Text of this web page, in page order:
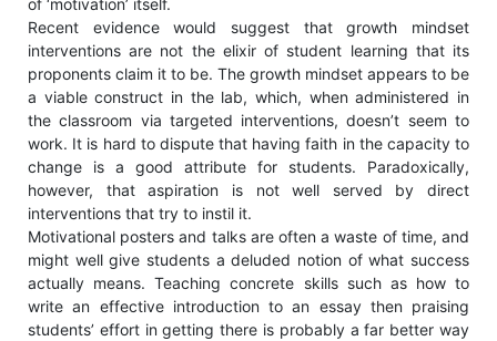
Recent evidence would suggest that growth mindset
interventions are not the elixir of student learning that its
proponents claim it to be. The growth mindset appears to be
a viable construct in the lab, which, when administered in
the classroom via targeted interventions, doesn’t seem to
work. It is hard to dispute that having faith in the capacity to
change is a good attribute for students. Paradoxically,
however, that aspiration is not well served by direct
interventions that try to instil it.
Motivational posters and talks are often a waste of time, and
might well give students a deluded notion of what success
actually means. Teaching concrete skills such as how to
write an effective introduction to an essay then praising
students’ effort in getting there is probably a far better way